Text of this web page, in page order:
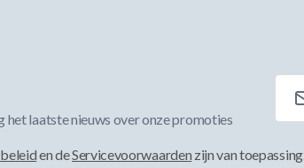
het laatste nieuws over onze promoties
en deServicevoorwaarden zijn van toepassing.